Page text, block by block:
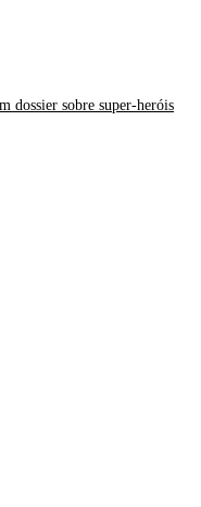
dossier sobre super-heróis